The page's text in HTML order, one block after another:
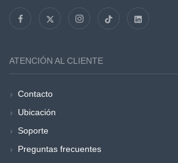
ATENCIÓN AL CLIENTE
Contacto
Ubicación
Soporte
Preguntas frecuentes